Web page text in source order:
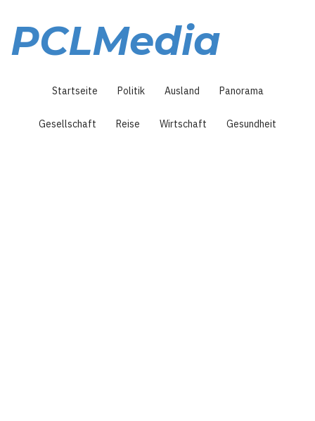
Inhalt
PCLMedia
Startseite Politik Ausland Panorama
Gesellschaft Reise Wirtschaft Gesundheit